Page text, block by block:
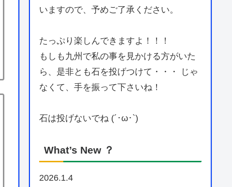
いますので、予めご了承ください。
たっぷり楽しんできますよ！！！
もしも九州で私の事を見かける方がいた
ら、是非とも石を投げつけて・・・ じゃ
なくて、手を振って下さいね！
石は投げないでね (´･ω･`)
What’s New ？
2026.1.4